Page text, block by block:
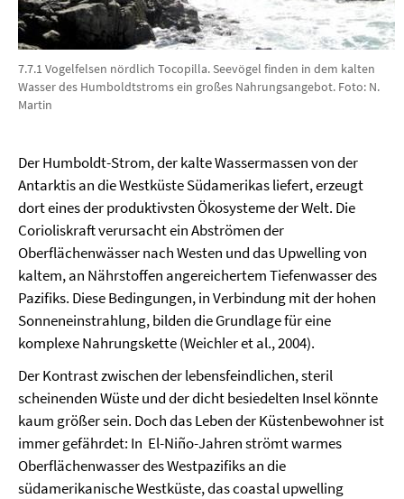
7.7.1 Vogelfelsen nördlich Tocopilla. Seevögel finden in dem kalten
Wasser des Humboldtstroms ein großes Nahrungsangebot. Foto: N.
Martin
Der Humboldt-Strom, der kalte Wassermassen von der
Antarktis an die Westküste Südamerikas liefert, erzeugt
dort eines der produktivsten Ökosysteme der Welt. Die
Corioliskraft verursacht ein Abströmen der
Oberflächenwässer nach Westen und das Upwelling von
kaltem, an Nährstoffen angereichertem Tiefenwasser des
Pazifiks. Diese Bedingungen, in Verbindung mit der hohen
Sonneneinstrahlung, bilden die Grundlage für eine
komplexe Nahrungskette (Weichler et al., 2004).
Der Kontrast zwischen der lebensfeindlichen, steril
scheinenden Wüste und der dicht besiedelten Insel könnte
kaum größer sein. Doch das Leben der Küstenbewohner ist
immer gefährdet: In El-Niño-Jahren strömt warmes
Oberflächenwasser des Westpazifiks an die
südamerikanische Westküste, das coastal upwelling